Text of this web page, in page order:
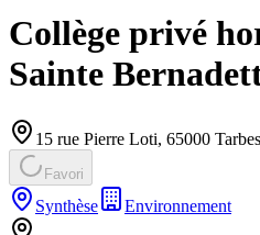
Collège privé
Sainte
15 rue Pierre Loti, 65000 Tarbes
Favori
Synthèse Environnement